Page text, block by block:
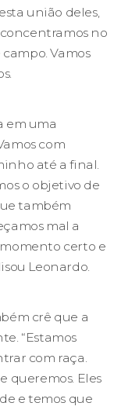
união deles,
no
Vamos
em uma
com
até a final.
o objetivo de
também
mal a
certo e
Leonardo.
crê que a
“Estamos
com raça.
queremos. Eles
e temos que